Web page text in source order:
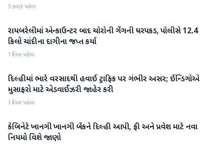
5 કલાક પહેલા
રાષ્ટ્રીય
રાયબરેલીમાં એન્કાઉન્ટર બાદ ચોરોની ગેંગની ધરપકડ, પોલીસે 12.4
કિલો ચાંદીના દાગીના જપ્ત કર્યા
1 દિવસ પહેલા
રાષ્ટ્રીય
દિલ્હીમાં ભારે વરસાદથી હવાઈ ટ્રાફિક પર ગંભીર અસર; ઈન્ડિગોએ
મુસાફરો માટે એડવાઈઝરી જાહેર કરી
1 દિવસ પહેલા
રાષ્ટ્રીય
કેબિનેટે ખાનગી ખાનગી બેંકને દિલ્હી આપી, ફી અને પ્રવેશ માટે નવા
નિયમો વિશે જાણો